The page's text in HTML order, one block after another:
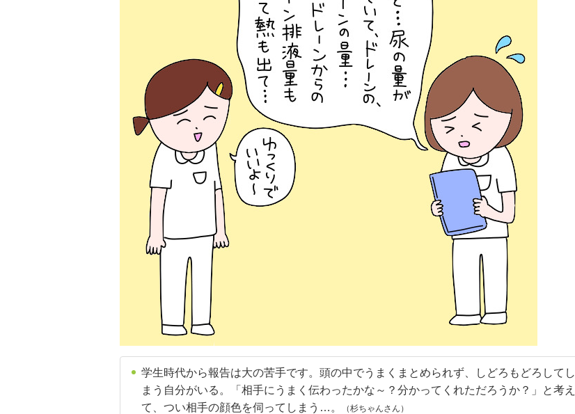
学生時代から報告は大の苦手です。頭の中でうまくまとめられず、しどろもどろしてし
まう自分がいる。「相手にうまく伝わったかな～？分かってくれただろうか？」と考え
て、つい相手の顔色を伺ってしまう…。
（杉ちゃんさん）